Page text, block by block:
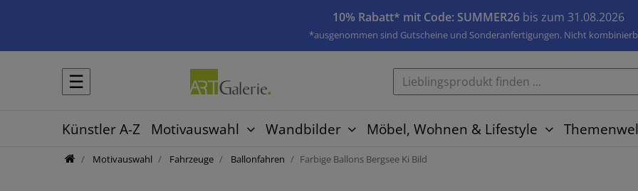
10% Rabatt* mit Code: SUMMER26 bis zum 31.08.2026
*ausgenommen sind Gutscheine und Sonderanfertigungen. Nicht
☰
Künstler A-Z Motivauswahl Wandbilder Möbel, Wohnen & Lifestyle
Motivauswahl Fahrzeuge Ballonfahren Farbige Ballons Bergsee Ki Bild